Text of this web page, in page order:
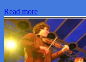
Read more